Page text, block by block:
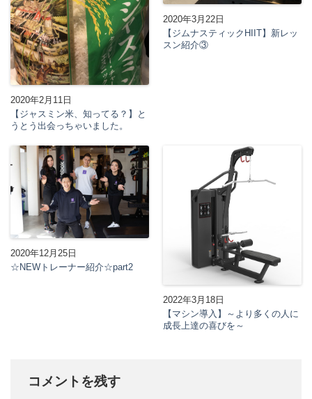
2020年2月11日
【ジャスミン米、知ってる？】と
うとう出会っちゃいました。
2020年3月22日
【ジムナスティックHIIT】新レッ
スン紹介③
2020年12月25日
☆NEWトレーナー紹介☆part2
2022年3月18日
【マシン導入】～より多くの人に
成長上達の喜びを～
コメントを残す